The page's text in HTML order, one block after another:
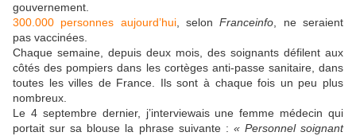
gouvernement.
300.000 personnes aujourd’hui, selonFranceinfo , ne seraient
pas vaccinées.
Chaque semaine, depuis deux mois, des soignants défilent aux
côtés des pompiers dans les cortèges anti-passe sanitaire, dans
toutes les villes de France. Ils sont à chaque fois un peu plus
nombreux.
Le 4 septembre dernier, j’interviewais une femme médecin qui
portait sur sa blouse la phrase suivante : « Personnel soignant